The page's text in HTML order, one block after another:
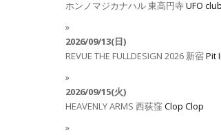
ホンノマジカナハル東高円寺UFO club
2026/09/13(日)
REVUE THE FULLDESIGN 2026 新宿Pit
2026/09/15(火)
HEAVENLY ARMS 西荻窪Clop Clop